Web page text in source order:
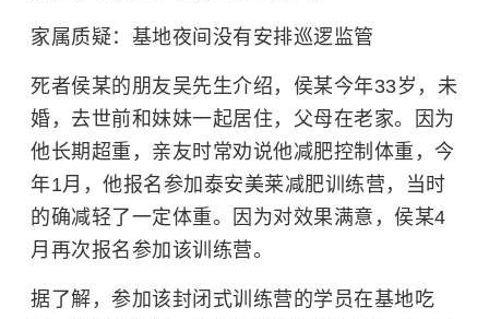
家属质疑：基地夜间没有安排巡逻监管
死者侯某的朋友吴先生介绍，侯某今年33岁，未
婚，去世前和妹妹一起居住，父母在老家。因为
他长期超重，亲友时常劝说他减肥控制体重，今
年1月，他报名参加泰安美莱减肥训练营，当时
的确减轻了一定体重。因为对效果满意，侯某4
月再次报名参加该训练营。
据了解，参加该封闭式训练营的学员在基地吃